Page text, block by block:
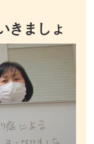
きましょ